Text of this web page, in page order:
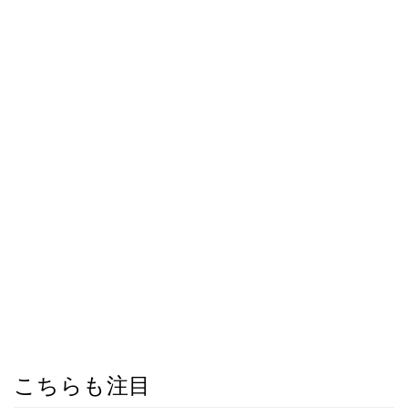
こちらも注目